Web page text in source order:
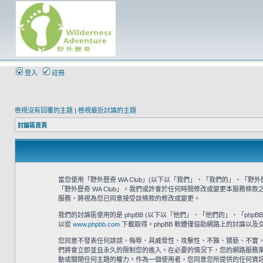
登入 註冊
檢視沒有回覆的主題 | 檢視最近討論的主題
討論區首頁
當您使用「野外歷奇 WA Club」(以下以「我們」、「我們的」、「野
「野外歷奇 WA Club」。我們或許會於任何時間修改或變更本服務條
服務，將視為您已同意接受該條款的修改或變更。
我們的討論區使用的是 phpBB (以下以「他們」、「他們的」、「
以從 www.phpbb.com下載取得。phpBB 軟體僅協助網路上的討論以及
您同意不發表任何誹謗、侮辱、具威脅性、攻擊性、不雅、猥褻、不
們將會立即並且永久的限制您的進入。在必要的情況下，您的網路服
動或關閉任何主題的權力。作為一個使用者，您同意您所提供的任何